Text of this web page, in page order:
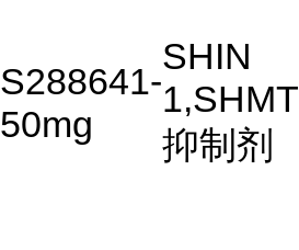
S288641-
50mg
SHIN
1,SHMT
抑制剂